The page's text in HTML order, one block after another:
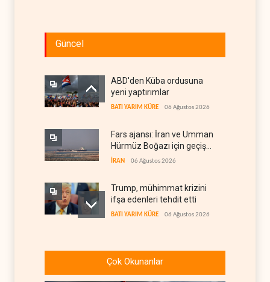
Güncel
ABD'den Küba ordusuna
yeni yaptırımlar
BATI YARIM KÜRE 06 Ağustos 2026
Fars ajansı: İran ve Umman
Hürmüz Boğazı için geçiş
koridorlarında anlaştı
İRAN 06 Ağustos 2026
Trump, mühimmat krizini
ifşa edenleri tehdit etti
BATI YARIM KÜRE 06 Ağustos 2026
Şeria'da işgalci
yerleşimcilere cezasızlık
sağladı
Çok Okunanlar